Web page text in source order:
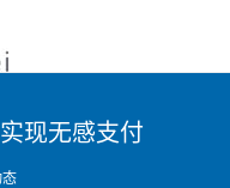
现无感支付